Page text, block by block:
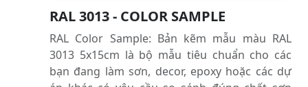
RAL 3013 - COLOR SAMPLE
RAL Color Sample: Bản kẽm mẫu màu RAL
3013 5x15cm là bộ mẫu tiêu chuẩn cho các
bạn đang làm sơn, decor, epoxy hoặc các dự